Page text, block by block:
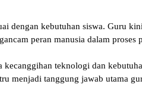
dengan kebutuhan siswa. Guru
peran manusia dalam
kecanggihan teknologi dan
menjadi tanggung jawab utama